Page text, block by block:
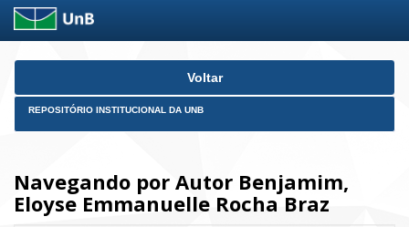
Skip
Voltar
REPOSITÓRIO INSTITUCIONAL DA UNB
Navegando por Autor Benjamim,
Eloyse Emmanuelle Rocha Braz